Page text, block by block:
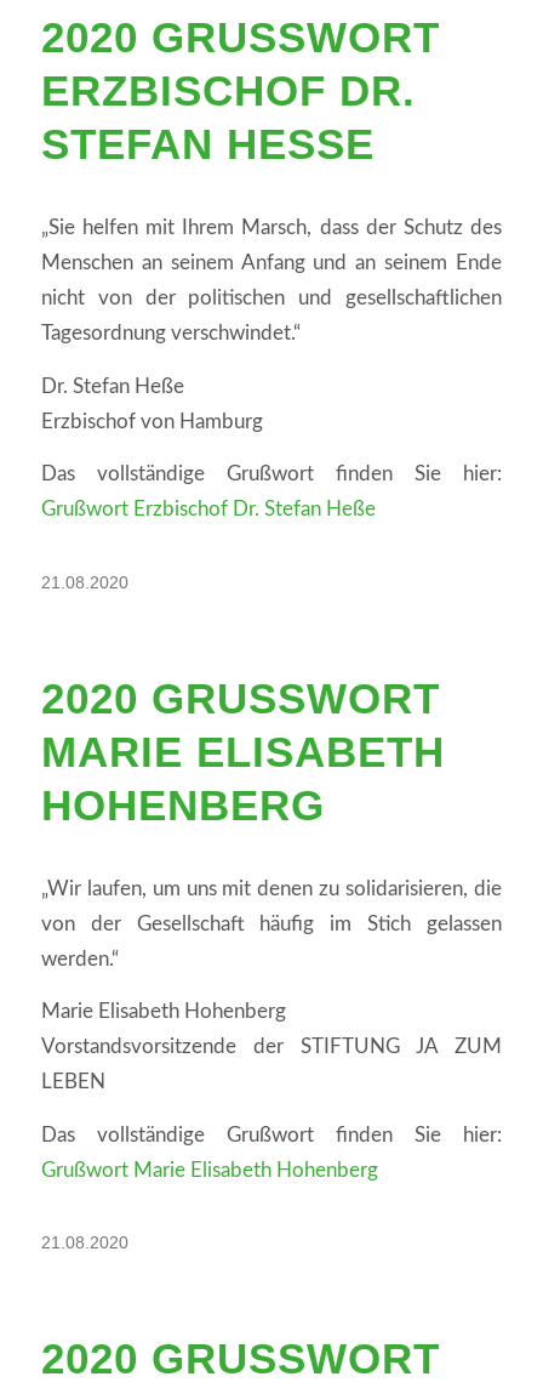
2020 GRUSSWORT E
RZBISCHOF DR. S
TEFAN HESSE
„Sie helfen mit Ihrem Marsch, dass der Schutz des
Menschen an seinem Anfang und an seinem Ende
nicht von der politischen und gesellschaftlichen
Tagesordnung verschwindet.“
Dr. Stefan Heße
Erzbischof von Hamburg
Das vollständige Grußwort finden Sie hier:
Grußwort Erzbischof Dr. Stefan Heße
21.08.2020
2020 GRUSSWORT M
ARIE ELISABETH H
OHENBERG
„Wir laufen, um uns mit denen zu solidarisieren, die
von der Gesellschaft häufig im Stich gelassen
werden.“
Marie Elisabeth Hohenberg
Vorstandsvorsitzende der STIFTUNG JA ZUM
LEBEN
Das vollständige Grußwort finden Sie hier:
Grußwort Marie Elisabeth Hohenberg
21.08.2020
2020 GRUSSWORT B